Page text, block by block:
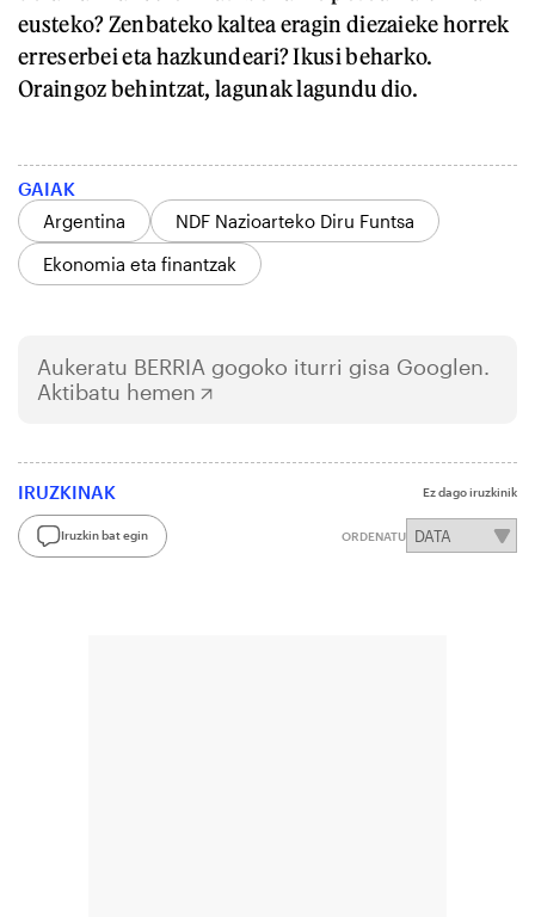
eusteko? Zenbateko kaltea eragin diezaieke horrek
erreserbei eta hazkundeari? Ikusi beharko.
Oraingoz behintzat, lagunak lagundu dio.
GAIAK
Argentina
NDF Nazioarteko Diru Funtsa
Ekonomia eta finantzak
Aukeratu BERRIA gogoko iturri gisa Googlen.
Aktibatu hemen
IRUZKINAK Ez dago iruzkinik
Iruzkin bat egin ORDENATU